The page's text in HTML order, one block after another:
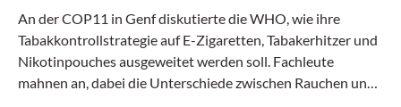
An der COP11 in Genf diskutierte die WHO, wie ihre
Tabakkontrollstrategie auf E-Zigaretten, Tabakerhitzer und
Nikotinpouches ausgeweitet werden soll. Fachleute
mahnen an, dabei die Unterschiede zwischen Rauchen und